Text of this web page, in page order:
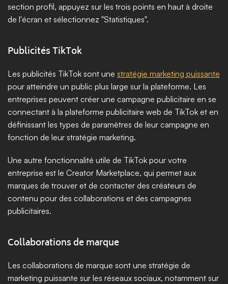
section profil, appuyez sur les trois points en haut à droite
de l'écran et sélectionnez "Statistiques".
Publicités TikTok
Les publicités TikTok sont une stratégie marketing puissante
pour atteindre un public plus large sur la plateforme. Les
entreprises peuvent créer une campagne publicitaire en se
connectant à la plateforme publicitaire web de TikTok et en
définissant les types de paramètres de leur campagne en
fonction de leur stratégie marketing.
Une autre fonctionnalité utile de TikTok pour votre
entreprise est le Creator Marketplace, qui permet aux
marques de trouver et de contacter des créateurs de
contenu pour des collaborations et des campagnes
publicitaires.
Collaborations de marque
Les collaborations de marque sont une stratégie de
marketing puissante sur les réseaux sociaux, notamment sur